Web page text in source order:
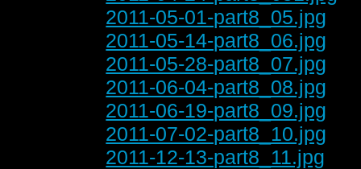
2011-05-01-part8_05.jpg
2011-05-14-part8_06.jpg
2011-05-28-part8_07.jpg
2011-06-04-part8_08.jpg
2011-06-19-part8_09.jpg
2011-07-02-part8_10.jpg
2011-12-13-part8_11.jpg